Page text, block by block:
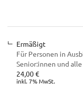
Ermäßigt
Für Personen in
Senior:innen und
24,00 €
inkl. 7% MwSt.